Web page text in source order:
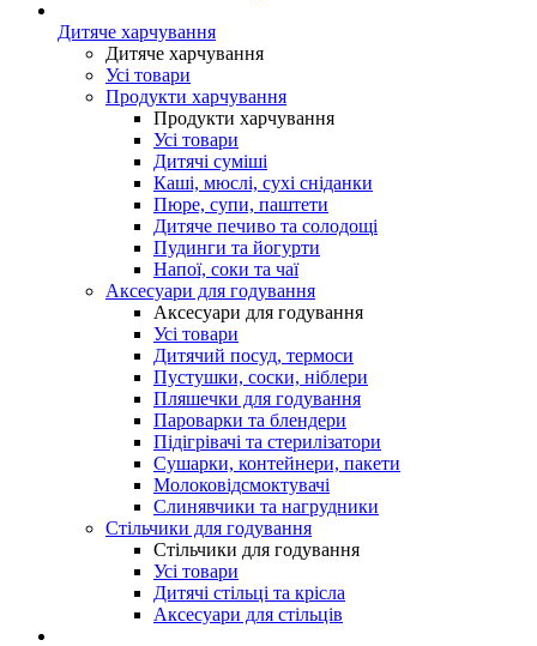
Дитяче харчування
Дитяче харчування
Усі товари
Продукти харчування
Продукти харчування
Усі товари
Дитячі суміші
Каші, мюслі, сухі сніданки
Пюре, супи, паштети
Дитяче печиво та солодощі
Пудинги та йогурти
Напої, соки та чаї
Аксесуари для годування
Аксесуари для годування
Усі товари
Дитячий посуд, термоси
Пустушки, соски, ніблери
Пляшечки для годування
Пароварки та блендери
Підігрівачі та стерилізатори
Сушарки, контейнери, пакети
Молоковідсмоктувачі
Слинявчики та нагрудники
Стільчики для годування
Стільчики для годування
Усі товари
Дитячі стільці та крісла
Аксесуари для стільців